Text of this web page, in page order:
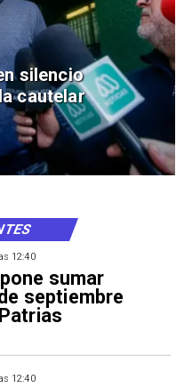
silencio
cautelar
12:40
sumar
septiembre
12:40